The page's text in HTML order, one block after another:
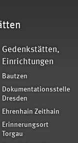
Gedenkstätten,
Einrichtungen
Bautzen
Dokumentationsstelle
Dresden
Ehrenhain Zeithain
Erinnerungsort
Torgau